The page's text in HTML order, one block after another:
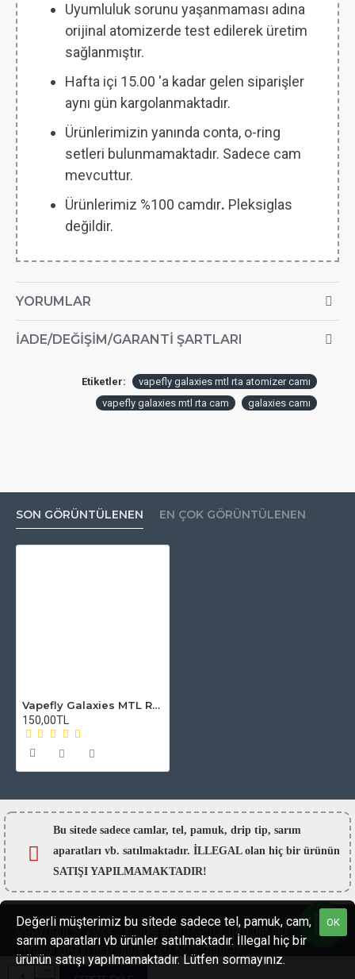
Uyumluluk sorunu yaşanmaması adına
orijinal atomizerde test edilerek üretim
sağlanmıştır.
Hafta içi 15.00 'a kadar gelen siparişler
aynı gün kargolanmaktadır.
Ürünlerimizin yanında conta, o-ring
setleri bulunmamaktadır. Sadece cam
mevcuttur.
Ürünlerimiz %100 camdır. Pleksiglas
değildir.
YORUMLAR
İADE/DEĞIŞIM/GARANTI ŞARTLARI
Etiketler:
vapefly galaxies mtl rta atomizer camı
vapefly galaxies mtl rta cam
galaxies camı
SON GÖRÜNTÜLENEN EN ÇOK GÖRÜNTÜLENEN
Vapefly Galaxies MTL RTA Atomizer Camı
150,00TL
Bu sitede sadece camlar, tel, pamuk, drip tip, sarım
aparatları vb. satılmaktadır. İLLEGAL olan hiç bir ürünün
SATIŞI YAPILMAMAKTADIR!
Copyright © 2022 - esigaracam.com | Tüm hakları saklıdır.
Fiyatlarımızın hepsinde %20 KDV dahildir.
OK
Değerli müşterimiz bu sitede sadece tel, pamuk, cam,
sarım aparatları vb ürünler satılmaktadır. İllegal hiç bir
ürünün satışı yapılmamaktadır. Lütfen sormayınız.